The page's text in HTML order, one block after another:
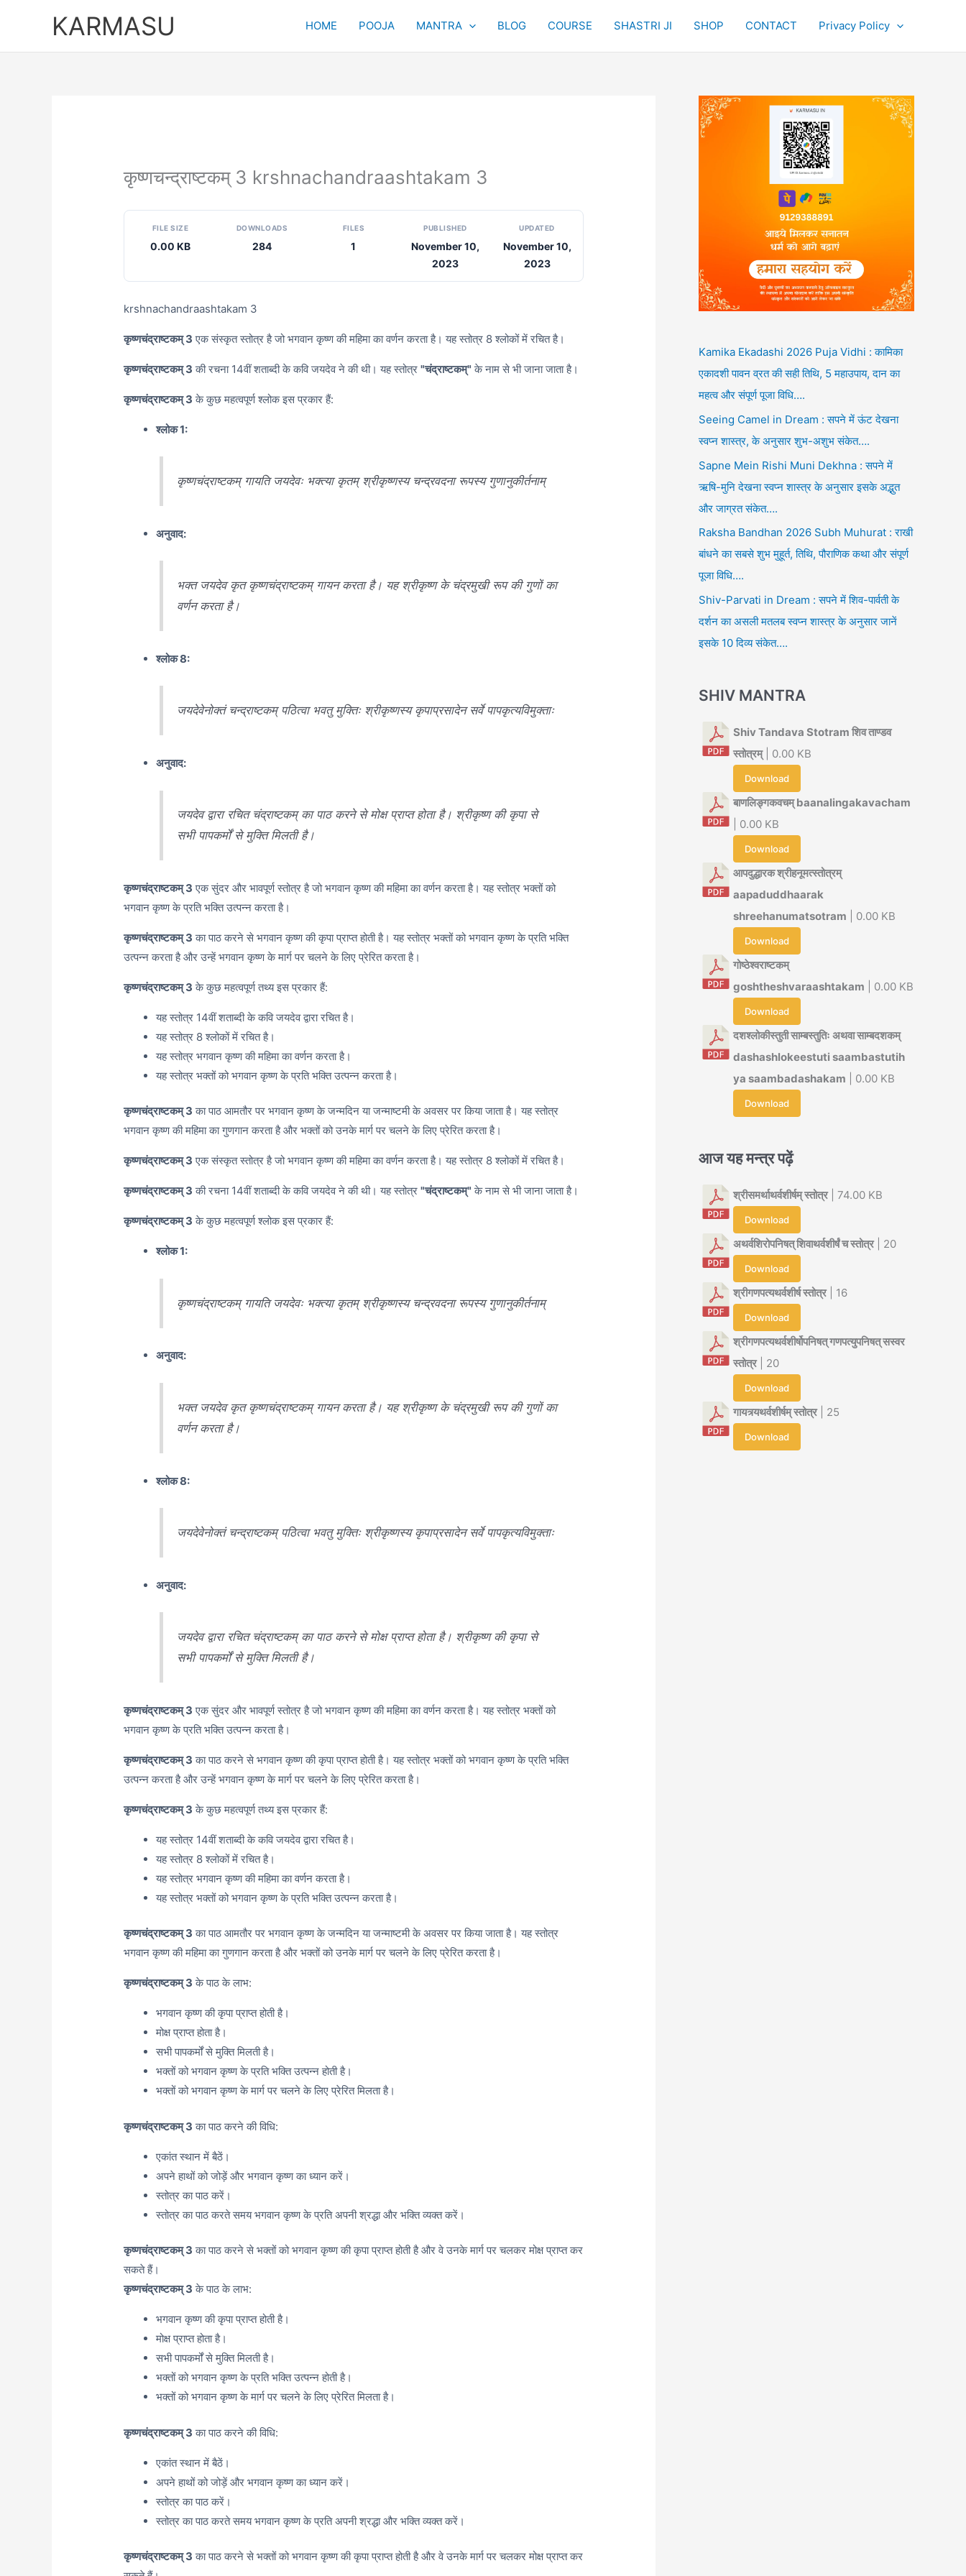
KARMASU HOME POOJA MANTRA BLOG COURSE SHASTRI JI SHOP CONTACT Privacy Policy
कृष्णचन्द्राष्टकम् 3 krshnachandraashtakam 3
FILE SIZE
0.00 KB
DOWNLOADS
284
FILES
1
PUBLISHED
November 10,
2023
UPDATED
November 10,
2023
krshnachandraashtakam 3
कृष्णचंद्राष्टकम् 3 एक संस्कृत स्तोत्र है जो भगवान कृष्ण की महिमा का वर्णन करता है। यह स्तोत्र 8 श्लोकों में रचित है।
कृष्णचंद्राष्टकम् 3 की रचना 14वीं शताब्दी के कवि जयदेव ने की थी। यह स्तोत्र"चंद्राष्टकम्" के नाम से भी जाना जाता है।
कृष्णचंद्राष्टकम् 3 के कुछ महत्वपूर्ण श्लोक इस प्रकार हैं:
श्लोक 1:
कृष्णचंद्राष्टकम् गायति जयदेवः भक्त्या कृतम् श्रीकृष्णस्य चन्द्रवदना रूपस्य गुणानुकीर्तनाम्
अनुवाद:
भक्त जयदेव कृत कृष्णचंद्राष्टकम् गायन करता है। यह श्रीकृष्ण के चंद्रमुखी रूप की गुणों का
वर्णन करता है।
श्लोक 8:
जयदेवेनोक्तं चन्द्राष्टकम् पठित्वा भवतु मुक्तिः श्रीकृष्णस्य कृपाप्रसादेन सर्वे पापकृत्यविमुक्ताः
अनुवाद:
जयदेव द्वारा रचित चंद्राष्टकम् का पाठ करने से मोक्ष प्राप्त होता है। श्रीकृष्ण की कृपा से
सभी पापकर्मों से मुक्ति मिलती है।
कृष्णचंद्राष्टकम् 3 एक सुंदर और भावपूर्ण स्तोत्र है जो भगवान कृष्ण की महिमा का वर्णन करता है। यह स्तोत्र भक्तों को
भगवान कृष्ण के प्रति भक्ति उत्पन्न करता है।
कृष्णचंद्राष्टकम् 3 का पाठ करने से भगवान कृष्ण की कृपा प्राप्त होती है। यह स्तोत्र भक्तों को भगवान कृष्ण के प्रति भक्ति
उत्पन्न करता है और उन्हें भगवान कृष्ण के मार्ग पर चलने के लिए प्रेरित करता है।
कृष्णचंद्राष्टकम् 3 के कुछ महत्वपूर्ण तथ्य इस प्रकार हैं:
यह स्तोत्र 14वीं शताब्दी के कवि जयदेव द्वारा रचित है।
यह स्तोत्र 8 श्लोकों में रचित है।
यह स्तोत्र भगवान कृष्ण की महिमा का वर्णन करता है।
यह स्तोत्र भक्तों को भगवान कृष्ण के प्रति भक्ति उत्पन्न करता है।
कृष्णचंद्राष्टकम् 3 का पाठ आमतौर पर भगवान कृष्ण के जन्मदिन या जन्माष्टमी के अवसर पर किया जाता है। यह स्तोत्र
भगवान कृष्ण की महिमा का गुणगान करता है और भक्तों को उनके मार्ग पर चलने के लिए प्रेरित करता है।
कृष्णचंद्राष्टकम् 3 एक संस्कृत स्तोत्र है जो भगवान कृष्ण की महिमा का वर्णन करता है। यह स्तोत्र 8 श्लोकों में रचित है।
कृष्णचंद्राष्टकम् 3 की रचना 14वीं शताब्दी के कवि जयदेव ने की थी। यह स्तोत्र"चंद्राष्टकम्" के नाम से भी जाना जाता है।
कृष्णचंद्राष्टकम् 3 के कुछ महत्वपूर्ण श्लोक इस प्रकार हैं:
श्लोक 1:
कृष्णचंद्राष्टकम् गायति जयदेवः भक्त्या कृतम् श्रीकृष्णस्य चन्द्रवदना रूपस्य गुणानुकीर्तनाम्
अनुवाद:
भक्त जयदेव कृत कृष्णचंद्राष्टकम् गायन करता है। यह श्रीकृष्ण के चंद्रमुखी रूप की गुणों का
वर्णन करता है।
श्लोक 8:
जयदेवेनोक्तं चन्द्राष्टकम् पठित्वा भवतु मुक्तिः श्रीकृष्णस्य कृपाप्रसादेन सर्वे पापकृत्यविमुक्ताः
अनुवाद:
जयदेव द्वारा रचित चंद्राष्टकम् का पाठ करने से मोक्ष प्राप्त होता है। श्रीकृष्ण की कृपा से
सभी पापकर्मों से मुक्ति मिलती है।
कृष्णचंद्राष्टकम् 3 एक सुंदर और भावपूर्ण स्तोत्र है जो भगवान कृष्ण की महिमा का वर्णन करता है। यह स्तोत्र भक्तों को
भगवान कृष्ण के प्रति भक्ति उत्पन्न करता है।
कृष्णचंद्राष्टकम् 3 का पाठ करने से भगवान कृष्ण की कृपा प्राप्त होती है। यह स्तोत्र भक्तों को भगवान कृष्ण के प्रति भक्ति
उत्पन्न करता है और उन्हें भगवान कृष्ण के मार्ग पर चलने के लिए प्रेरित करता है।
कृष्णचंद्राष्टकम् 3 के कुछ महत्वपूर्ण तथ्य इस प्रकार हैं:
यह स्तोत्र 14वीं शताब्दी के कवि जयदेव द्वारा रचित है।
यह स्तोत्र 8 श्लोकों में रचित है।
यह स्तोत्र भगवान कृष्ण की महिमा का वर्णन करता है।
यह स्तोत्र भक्तों को भगवान कृष्ण के प्रति भक्ति उत्पन्न करता है।
कृष्णचंद्राष्टकम् 3 का पाठ आमतौर पर भगवान कृष्ण के जन्मदिन या जन्माष्टमी के अवसर पर किया जाता है। यह स्तोत्र
भगवान कृष्ण की महिमा का गुणगान करता है और भक्तों को उनके मार्ग पर चलने के लिए प्रेरित करता है।
कृष्णचंद्राष्टकम् 3 के पाठ के लाभ:
भगवान कृष्ण की कृपा प्राप्त होती है।
मोक्ष प्राप्त होता है।
सभी पापकर्मों से मुक्ति मिलती है।
भक्तों को भगवान कृष्ण के प्रति भक्ति उत्पन्न होती है।
भक्तों को भगवान कृष्ण के मार्ग पर चलने के लिए प्रेरित मिलता है।
कृष्णचंद्राष्टकम् 3 का पाठ करने की विधि:
एकांत स्थान में बैठें।
अपने हाथों को जोड़ें और भगवान कृष्ण का ध्यान करें।
स्तोत्र का पाठ करें।
स्तोत्र का पाठ करते समय भगवान कृष्ण के प्रति अपनी श्रद्धा और भक्ति व्यक्त करें।
कृष्णचंद्राष्टकम् 3 का पाठ करने से भक्तों को भगवान कृष्ण की कृपा प्राप्त होती है और वे उनके मार्ग पर चलकर मोक्ष प्राप्त कर
सकते हैं।
कृष्णचंद्राष्टकम् 3 के पाठ के लाभ:
भगवान कृष्ण की कृपा प्राप्त होती है।
मोक्ष प्राप्त होता है।
सभी पापकर्मों से मुक्ति मिलती है।
भक्तों को भगवान कृष्ण के प्रति भक्ति उत्पन्न होती है।
भक्तों को भगवान कृष्ण के मार्ग पर चलने के लिए प्रेरित मिलता है।
कृष्णचंद्राष्टकम् 3 का पाठ करने की विधि:
एकांत स्थान में बैठें।
अपने हाथों को जोड़ें और भगवान कृष्ण का ध्यान करें।
स्तोत्र का पाठ करें।
स्तोत्र का पाठ करते समय भगवान कृष्ण के प्रति अपनी श्रद्धा और भक्ति व्यक्त करें।
कृष्णचंद्राष्टकम् 3 का पाठ करने से भक्तों को भगवान कृष्ण की कृपा प्राप्त होती है और वे उनके मार्ग पर चलकर मोक्ष प्राप्त कर
Kamika Ekadashi 2026 Puja Vidhi : कामिका
एकादशी पावन व्रत की सही तिथि, 5 महाउपाय, दान का
महत्व और संपूर्ण पूजा विधि….
Seeing Camel in Dream : सपने में ऊंट देखना
स्वप्न शास्त्र, के अनुसार शुभ-अशुभ संकेत….
Sapne Mein Rishi Muni Dekhna : सपने में
ऋषि-मुनि देखना स्वप्न शास्त्र के अनुसार इसके अद्भुत
और जाग्रत संकेत….
Raksha Bandhan 2026 Subh Muhurat : राखी
बांधने का सबसे शुभ मुहूर्त, तिथि, पौराणिक कथा और संपूर्ण
पूजा विधि….
Shiv-Parvati in Dream : सपने में शिव-पार्वती के
दर्शन का असली मतलब स्वप्न शास्त्र के अनुसार जानें
इसके 10 दिव्य संकेत….
SHIV MANTRA
Shiv Tandava Stotram शिव ताण्डव
स्तोत्रम्| 0.00 KB
Download
बाणलिङ्गकवचम् baanalingakavacham
| 0.00 KB
Download
आपदुद्धारक श्रीहनूमत्स्तोत्रम्
aapaduddhaarak
shreehanumatsotram | 0.00 KB
Download
गोष्ठेश्वराष्टकम्
goshtheshvaraashtakam | 0.00 KB
Download
दशश्लोकीस्तुती साम्बस्तुतिः अथवा साम्बदशकम्
dashashlokeestuti saambastutih
ya saambadashakam | 0.00 KB
Download
आज यह मन्त्र पढ़ें
श्रीसमर्थाथर्वशीर्षम् स्तोत्र| 74.00 KB
Download
अथर्वशिरोपनिषत् शिवाथर्वशीर्षं च स्तोत्र| 20
Download
श्रीगणपत्यथर्वशीर्ष स्तोत्र| 16
Download
श्रीगणपत्यथर्वशीर्षोपनिषत् गणपत्युपनिषत् सस्वर
स्तोत्र| 20
Download
गायत्र्यथर्वशीर्षम् स्तोत्र| 25
Download